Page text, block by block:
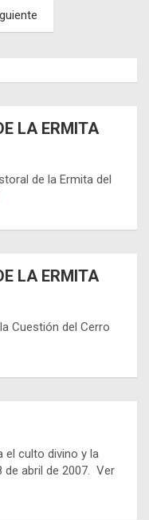
LA ERMITA
de la Ermita del
LA ERMITA
Cuestión del Cerro
el culto divino y la
de abril de 2007. Ver